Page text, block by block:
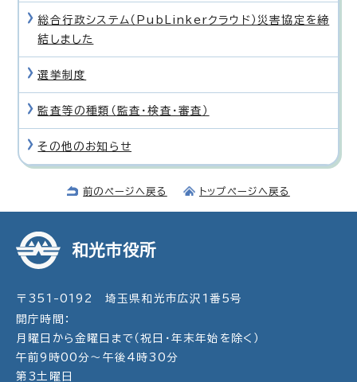
総合行政システム（PubLinkerクラウド）災害協定を締
結しました
選挙制度
監査等の種類（監査・検査・審査）
その他のお知らせ
前のページへ戻る トップページへ戻る
和光市役所
〒351-0192 埼玉県和光市広沢1番5号
開庁時間：
月曜日から金曜日まで（祝日・年末年始を除く）
午前9時00分～午後4時30分
第3土曜日